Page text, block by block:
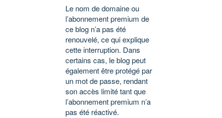
Le nom de domaine ou
l’abonnement premium de
ce blog n’a pas été
renouvelé, ce qui explique
cette interruption. Dans
certains cas, le blog peut
également être protégé par
un mot de passe, rendant
son accès limité tant que
l’abonnement premium n’a
pas été réactivé.